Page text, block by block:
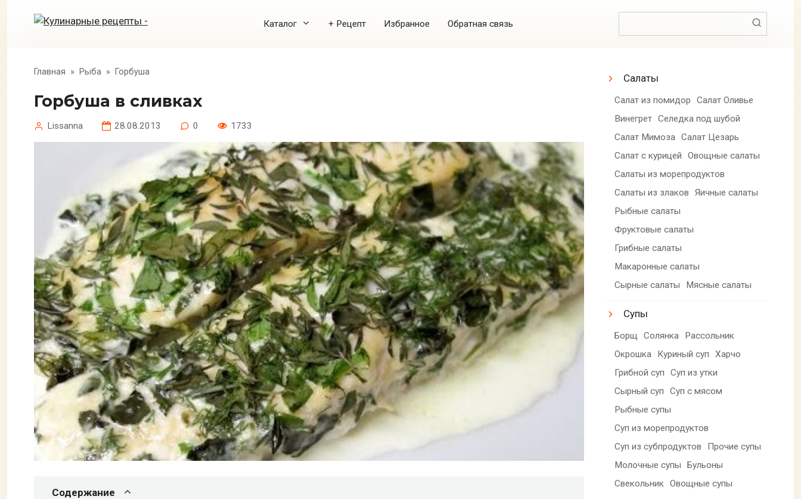
Каталог + Рецепт Избранное Обратная связь
Главная » Рыба » Горбуша
Горбуша в сливках
Lissanna 28.08.2013 0 1733
Содержание
Салаты
Салат из помидор
Салат Оливье
Винегрет Селедка под шубой
Салат Мимоза Салат Цезарь
Салат с курицей
Овощные салаты
Салаты из морепродуктов
Салаты из злаков
Яичные салаты
Рыбные салаты
Фруктовые салаты
Грибные салаты
Макаронные салаты
Сырные салаты
Мясные салаты
Супы
Борщ Солянка
Рассольник
Окрошка
Куриный суп
Харчо
Грибной суп
Суп из утки
Сырный суп
Суп с мясом
Рыбные супы
Суп из морепродуктов
Суп из субпродуктов
Прочие супы
Молочные супы
Бульоны
Свекольник Овощные супы